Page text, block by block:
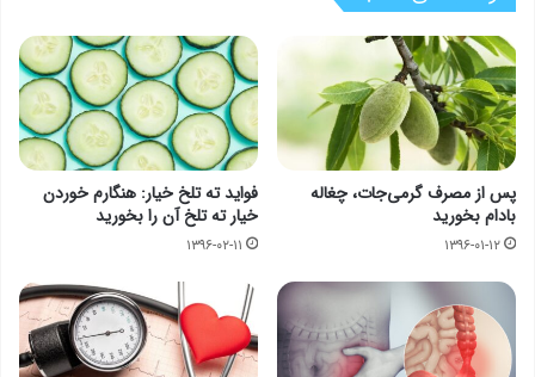
پس از مصرف گرمی‌جات، چغاله
بادام بخورید
۱۳۹۶-۰۱-۱۲
فواید ته تلخ خیار: هنگارم خوردن
خیار ته تلخ آن را بخورید
۱۳۹۶-۰۲-۱۱